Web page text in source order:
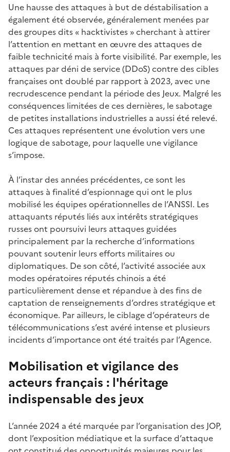
Une hausse des attaques à but de déstabilisation a
également été observée, généralement menées par
des groupes dits « hacktivistes » cherchant à attirer
l’attention en mettant en œuvre des attaques de
faible technicité mais à forte visibilité. Par exemple, les
attaques par déni de service (DDoS) contre des cibles
françaises ont doublé par rapport à 2023, avec une
recrudescence pendant la période des Jeux. Malgré les
conséquences limitées de ces dernières, le sabotage
de petites installations industrielles a aussi été relevé.
Ces attaques représentent une évolution vers une
logique de sabotage, pour laquelle une vigilance
s’impose.
À l’instar des années précédentes, ce sont les
attaques à finalité d’espionnage qui ont le plus
mobilisé les équipes opérationnelles de l’ANSSI. Les
attaquants réputés liés aux intérêts stratégiques
russes ont poursuivi leurs attaques guidées
principalement par la recherche d’informations
pouvant soutenir leurs efforts militaires ou
diplomatiques. De son côté, l’activité associée aux
modes opératoires réputés chinois a été
particulièrement dense et répandue à des fins de
captation de renseignements d’ordres stratégique et
économique. Par ailleurs, le ciblage d’opérateurs de
télécommunications s’est avéré intense et plusieurs
incidents d’importance ont été traités par l’Agence.
Mobilisation et vigilance des
acteurs français : l'héritage
indispensable des jeux
L’année 2024 a été marquée par l’organisation des JOP,
dont l’exposition médiatique et la surface d’attaque